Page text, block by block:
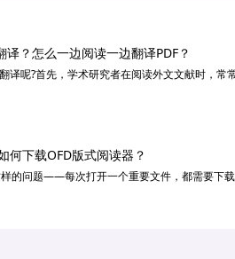
译？怎么一边阅读一边翻译PDF？
译呢?首先，学术研究者在阅读外文文献时，
何下载OFD版式阅读器？
的问题——每次打开一个重要文件，都需要下